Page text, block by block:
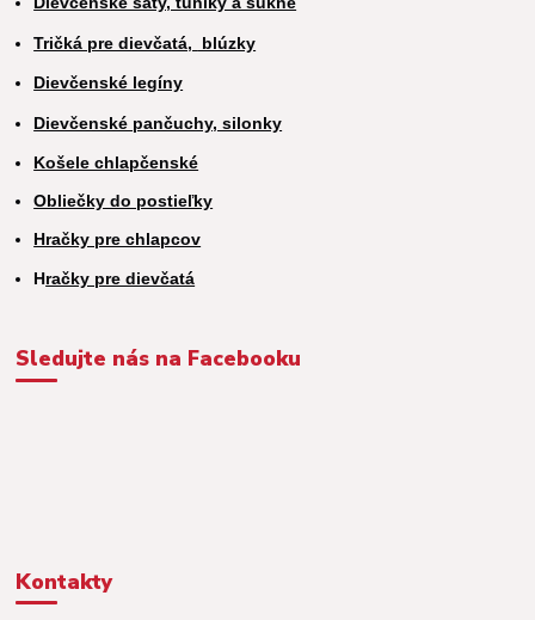
Tričká pre dievčatá, blúzky
Dievčenské legíny
Dievčenské pančuchy, silonky
Košele chlapčenské
Obliečky do postieľky
Hračky pre chlapcov
Hračky pre dievčatá
Sledujte nás na Facebooku
Kontakty